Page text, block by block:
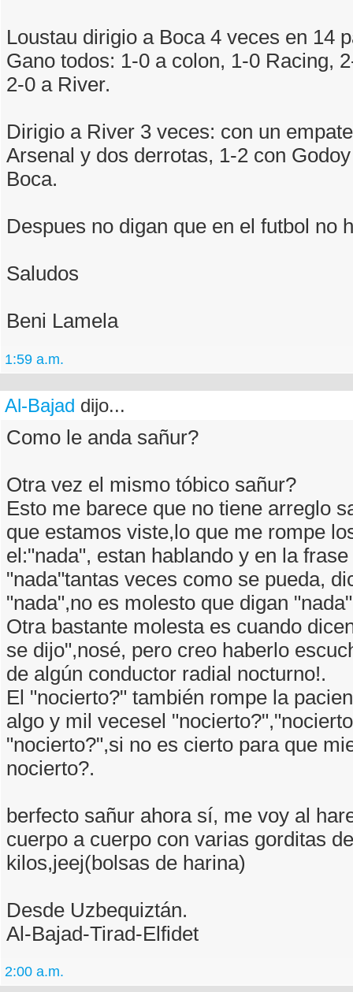
Loustau dirigio a Boca 4 veces en 14
Gano todos: 1-0 a colon, 1-0 Racing,
2-0 a River.
Dirigio a River 3 veces: con un
Arsenal y dos derrotas, 1-2 con
Boca.
Despues no digan que en el futbol no
Saludos
Beni Lamela
1:59 a.m.
Al-Bajad dijo...
Como le anda sañur?
Otra vez el mismo tóbico sañur?
Esto me barece que no tiene arreglo
que estamos viste,lo que me rompe
el:"nada", estan hablando y en la
"nada"tantas veces como se pueda,
"nada",no es molesto que digan "nada"
Otra bastante molesta es cuando
se dijo",nosé, pero creo haberlo
de algún conductor radial nocturno!.
El "nocierto?" también rompe la
algo y mil vecesel
"nocierto?",si no es cierto para que
nocierto?.
berfecto sañur ahora sí, me voy al
cuerpo a cuerpo con varias gorditas
kilos,jeej(bolsas de harina)
Desde Uzbequiztán.
Al-Bajad-Tirad-Elfidet
2:00 a.m.